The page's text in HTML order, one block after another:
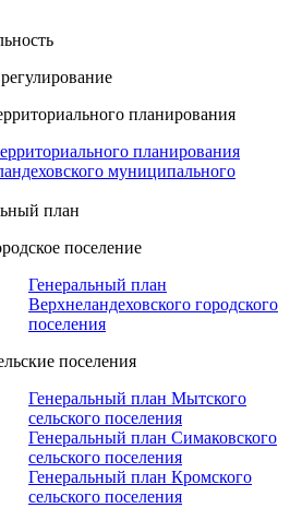
планирования
планирования
муниципального
план
поселение
Генеральный план
Верхнеландеховского городского
поселения
поселения
Генеральный план Мытского
сельского поселения
Генеральный план Симаковского
сельского поселения
Генеральный план Кромского
сельского поселения